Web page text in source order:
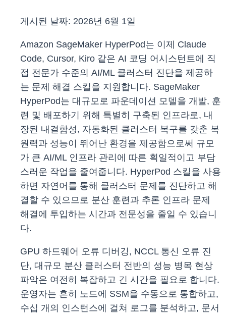
게시된 날짜: 2026년 6월 1일
Amazon SageMaker HyperPod는 이제 Claude
Code, Cursor, Kiro 같은 AI 코딩 어시스턴트에 직
접 전문가 수준의 AI/ML 클러스터 진단을 제공하
는 문제 해결 스킬을 지원합니다. SageMaker
HyperPod는 대규모로 파운데이션 모델을 개발, 훈
련 및 배포하기 위해 특별히 구축된 인프라로, 내
장된 내결함성, 자동화된 클러스터 복구를 갖춘 복
원력과 성능이 뛰어난 환경을 제공함으로써 규모
가 큰 AI/ML 인프라 관리에 따른 획일적이고 부담
스러운 작업을 줄여줍니다. HyperPod 스킬을 사용
하면 자연어를 통해 클러스터 문제를 진단하고 해
결할 수 있으므로 분산 훈련과 추론 인프라 문제
해결에 투입하는 시간과 전문성을 줄일 수 있습니
다.
GPU 하드웨어 오류 디버깅, NCCL 통신 오류 진
단, 대규모 분산 클러스터 전반의 성능 병목 현상
파악은 여전히 ​​복잡하고 긴 시간을 필요로 합니다.
운영자는 흔히 노드에 SSM을 수동으로 통합하고,
수십 개의 인스턴스에 걸쳐 로그를 분석하고, 문서